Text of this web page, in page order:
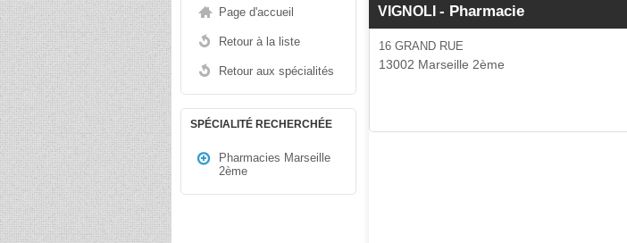
Page d'accueil
Retour à la liste
Retour aux spécialités
SPÉCIALITÉ RECHERCHÉE
Pharmacies Marseille
2ème
VIGNOLI- Pharmacie
16 GRAND RUE
13002 Marseille 2ème